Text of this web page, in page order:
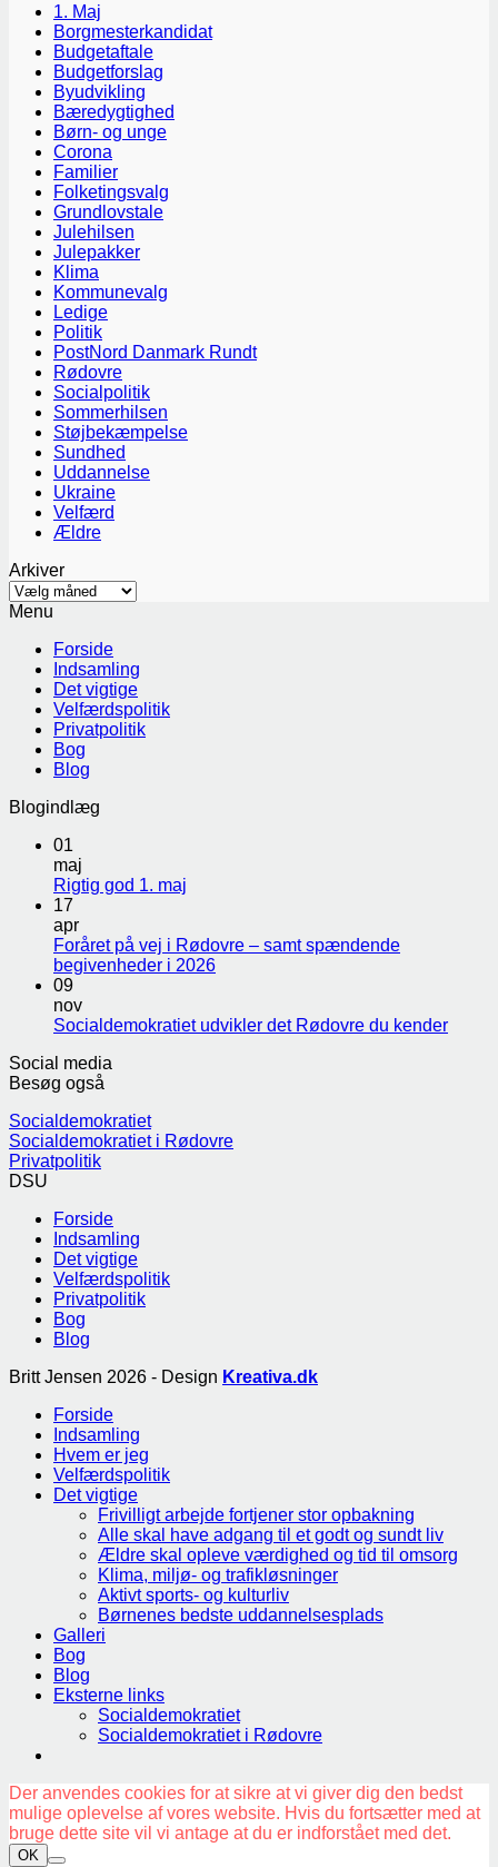
1. Maj
Borgmesterkandidat
Budgetaftale
Budgetforslag
Byudvikling
Bæredygtighed
Børn- og unge
Corona
Familier
Folketingsvalg
Grundlovstale
Julehilsen
Julepakker
Klima
Kommunevalg
Ledige
Politik
PostNord Danmark Rundt
Rødovre
Socialpolitik
Sommerhilsen
Støjbekæmpelse
Sundhed
Uddannelse
Ukraine
Velfærd
Ældre
Arkiver
Arkiver
Menu
Forside
Indsamling
Det vigtige
Velfærdspolitik
Privatpolitik
Bog
Blog
Blogindlæg
01
maj
Rigtig god 1. maj
17
apr
Foråret på vej i Rødovre – samt spændende
begivenheder i 2026
09
nov
Socialdemokratiet udvikler det Rødovre du kender
Social media
Besøg også
Socialdemokratiet
Socialdemokratiet i Rødovre
Privatpolitik
DSU
Forside
Indsamling
Det vigtige
Velfærdspolitik
Privatpolitik
Bog
Blog
Britt Jensen 2026 - Design Kreativa.dk
Forside
Indsamling
Hvem er jeg
Velfærdspolitik
Det vigtige
Frivilligt arbejde fortjener stor opbakning
Alle skal have adgang til et godt og sundt liv
Ældre skal opleve værdighed og tid til omsorg
Klima, miljø- og trafikløsninger
Aktivt sports- og kulturliv
Børnenes bedste uddannelsesplads
Galleri
Bog
Blog
Eksterne links
Socialdemokratiet
Socialdemokratiet i Rødovre
Der anvendes cookies for at sikre at vi giver dig den bedst
mulige oplevelse af vores website. Hvis du fortsætter med at
bruge dette site vil vi antage at du er indforstået med det.
OK